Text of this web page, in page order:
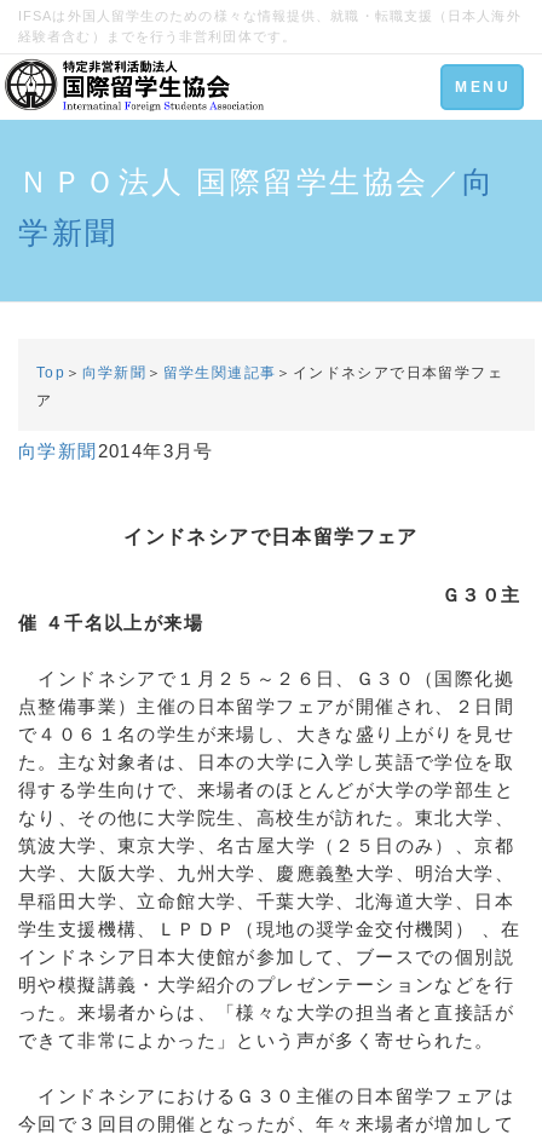
IFSAは外国人留学生のための様々な情報提供、就職・転職支援（日本人海外
経験者含む）までを行う非営利団体です。
Toggle
navigation
MENU
ＮＰＯ法人 国際留学生協会／ 向
学新聞
Top ＞ 向学新聞 ＞ 留学生関連記事 ＞インドネシアで日本留学フェ
ア
向学新聞 2014年3月号
インドネシアで日本留学フェア
Ｇ３０主
催 ４千名以上が来場
インドネシアで１月２５～２６日、Ｇ３０（国際化拠
点整備事業）主催の日本留学フェアが開催され、２日間
で４０６１名の学生が来場し、大きな盛り上がりを見せ
た。主な対象者は、日本の大学に入学し英語で学位を取
得する学生向けで、来場者のほとんどが大学の学部生と
なり、その他に大学院生、高校生が訪れた。東北大学、
筑波大学、東京大学、名古屋大学（２５日のみ）、京都
大学、大阪大学、九州大学、慶應義塾大学、明治大学、
早稲田大学、立命館大学、千葉大学、北海道大学、日本
学生支援機構、ＬＰＤＰ（現地の奨学金交付機関） 、在
インドネシア日本大使館が参加して、ブースでの個別説
明や模擬講義・大学紹介のプレゼンテーションなどを行
った。来場者からは、「様々な大学の担当者と直接話が
できて非常によかった」という声が多く寄せられた。
インドネシアにおけるＧ３０主催の日本留学フェアは
今回で３回目の開催となったが、年々来場者が増加して